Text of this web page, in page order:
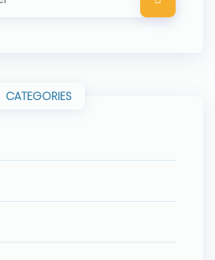
CATEGORIES